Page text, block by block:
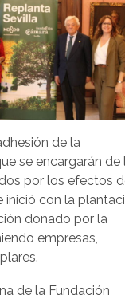
de la
se encargarán de
por los efectos
inició con la
donado por la
empresas,
de la Fundación